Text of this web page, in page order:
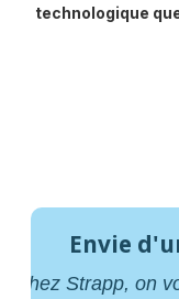
technologique
Envie
Chez Strapp, on